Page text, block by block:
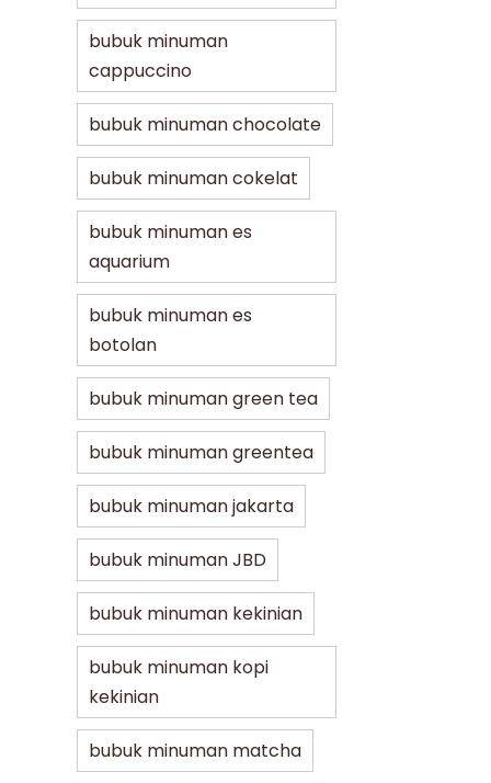
bubuk minuman
cappuccino
bubuk minuman chocolate
bubuk minuman cokelat
bubuk minuman es
aquarium
bubuk minuman es
botolan
bubuk minuman green tea
bubuk minuman greentea
bubuk minuman jakarta
bubuk minuman JBD
bubuk minuman kekinian
bubuk minuman kopi
kekinian
bubuk minuman matcha